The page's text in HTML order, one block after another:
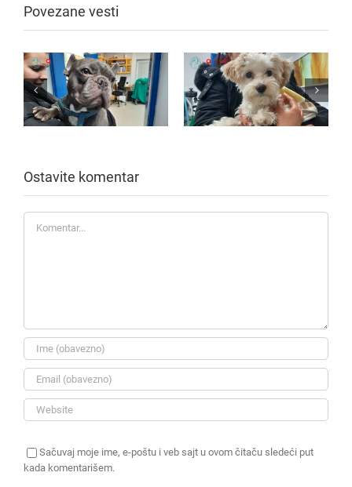
Povezane vesti
Ostavite komentar
Komentar
Sačuvaj moje ime, e-poštu i veb sajt u ovom čitaču sledeći put
kada komentarišem.